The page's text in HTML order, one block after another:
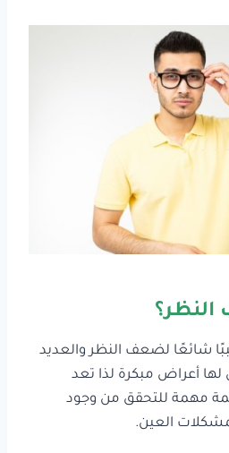
شائعًا لضعف النظر والعديد
أعراض مبكرة لذا تعد
مهمة للتحقق من وجود
العين.